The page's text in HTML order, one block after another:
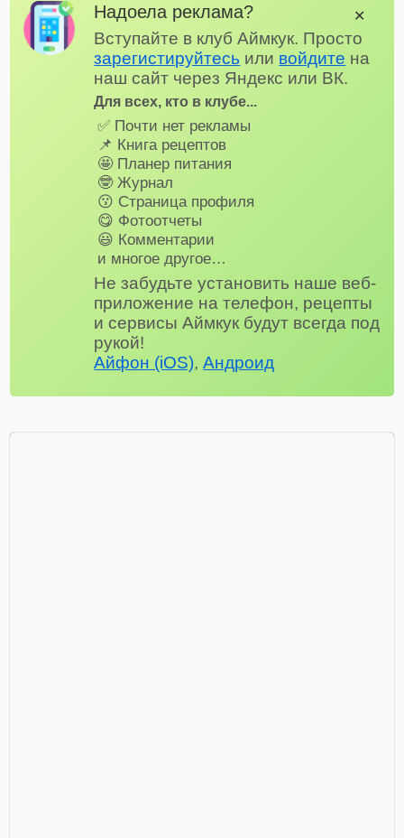
Надоела реклама?
Вступайте в клуб Аймкук. Просто
зарегистируйтесь или войдите на
наш сайт через Яндекс или ВК.
Для всех, кто в клубе...
✅ Почти нет рекламы
📌 Книга рецептов
🤩 Планер питания
🤓 Журнал
😗 Страница профиля
😋 Фотоотчеты
😃 Комментарии
и многое другое…
Не забудьте установить наше веб-
приложение на телефон, рецепты
и сервисы Аймкук будут всегда под
рукой!
Айфон (iOS),Андроид
✕